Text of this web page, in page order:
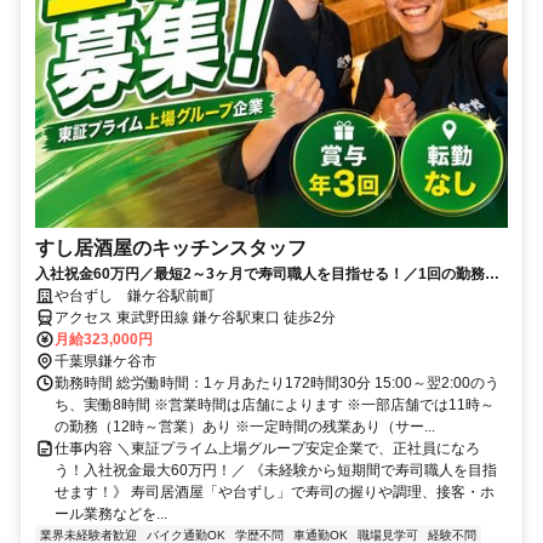
すし居酒屋のキッチンスタッフ
入社祝金60万円／最短2～3ヶ月で寿司職人を目指せる！／1回の勤務で1
食無料のまかないあり
や台ずし 鎌ケ谷駅前町
アクセス 東武野田線 鎌ケ谷駅東口 徒歩2分
月給323,000円
千葉県鎌ケ谷市
勤務時間 総労働時間：1ヶ月あたり172時間30分 15:00～翌2:00のう
ち、実働8時間 ※営業時間は店舗によります ※一部店舗では11時～
の勤務（12時～営業）あり ※一定時間の残業あり（サー...
仕事内容 ＼東証プライム上場グループ安定企業で、正社員になろ
う！入社祝金最大60万円！／ 《未経験から短期間で寿司職人を目指
せます！》 寿司居酒屋「や台ずし」で寿司の握りや調理、接客・ホ
ール業務などを...
業界未経験者歓迎 バイク通勤OK 学歴不問 車通勤OK 職場見学可 経験不問